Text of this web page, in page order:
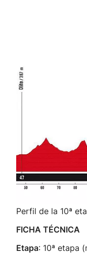
Perfil de la 10ª
FICHA TÉCNICA
Etapa: 10ª etapa